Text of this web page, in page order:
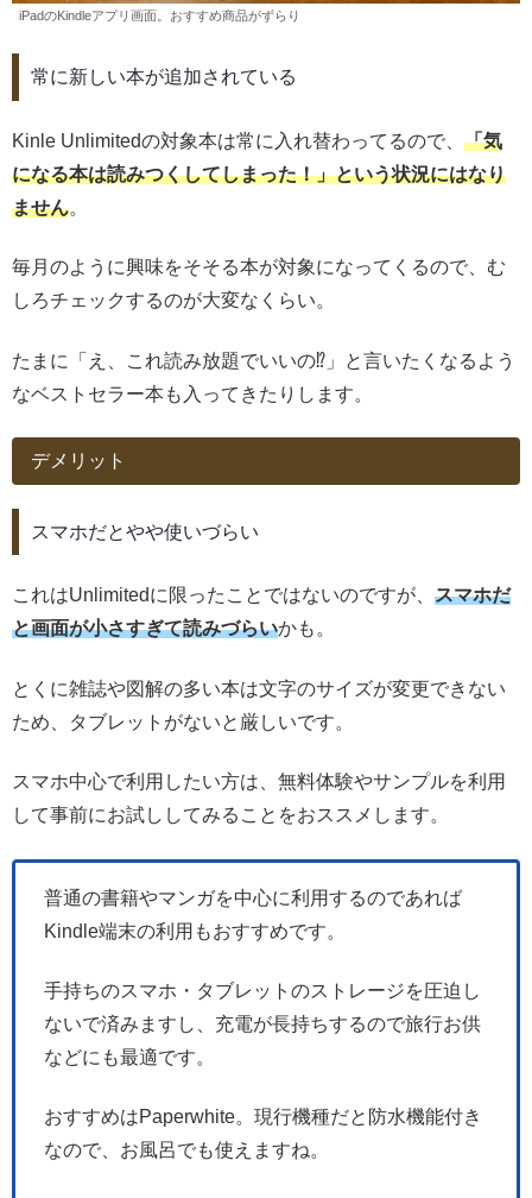
iPadのKindleアプリ画面。おすすめ商品がずらり
常に新しい本が追加されている
Kinle Unlimitedの対象本は常に入れ替わってるので、 「気
になる本は読みつくしてしまった！」という状況にはなり
ません。
毎月のように興味をそそる本が対象になってくるので、む
しろチェックするのが大変なくらい。
たまに「え、これ読み放題でいいの⁉」と言いたくなるよう
なベストセラー本も入ってきたりします。
デメリット
スマホだとやや使いづらい
これはUnlimitedに限ったことではないのですが、 スマホだ
と画面が小さすぎて読みづらいかも。
とくに雑誌や図解の多い本は文字のサイズが変更できない
ため、タブレットがないと厳しいです。
スマホ中心で利用したい方は、無料体験やサンプルを利用
して事前にお試ししてみることをおススメします。
普通の書籍やマンガを中心に利用するのであれば
Kindle端末の利用もおすすめです。
手持ちのスマホ・タブレットのストレージを圧迫し
ないで済みますし、充電が長持ちするので旅行お供
などにも最適です。
おすすめはPaperwhite。現行機種だと防水機能付き
なので、お風呂でも使えますね。